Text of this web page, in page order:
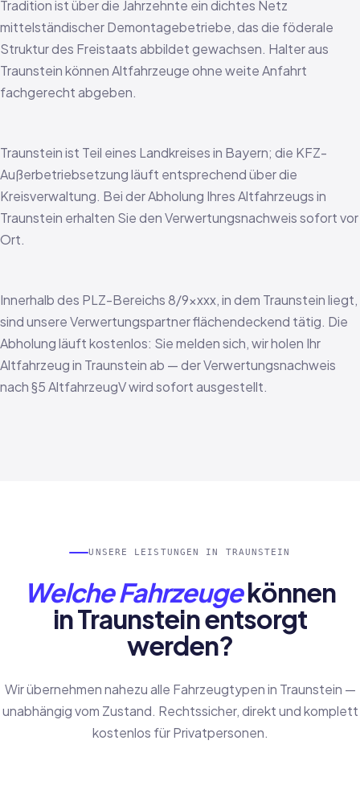
Tradition ist über die Jahrzehnte ein dichtes Netz
mittelständischer Demontagebetriebe, das die föderale
Struktur des Freistaats abbildet gewachsen. Halter aus
Traunstein können Altfahrzeuge ohne weite Anfahrt
fachgerecht abgeben.
Traunstein ist Teil eines Landkreises in Bayern; die KFZ-
Außerbetriebsetzung läuft entsprechend über die
Kreisverwaltung. Bei der Abholung Ihres Altfahrzeugs in
Traunstein erhalten Sie den Verwertungsnachweis sofort vor
Ort.
Innerhalb des PLZ-Bereichs 8/9xxxx, in dem Traunstein liegt,
sind unsere Verwertungspartner flächendeckend tätig. Die
Abholung läuft kostenlos: Sie melden sich, wir holen Ihr
Altfahrzeug in Traunstein ab — der Verwertungsnachweis
nach §5 AltfahrzeugV wird sofort ausgestellt.
UNSERE LEISTUNGEN IN TRAUNSTEIN
Welche Fahrzeugekönnen
in Traunstein entsorgt
werden?
Wir übernehmen nahezu alle Fahrzeugtypen in Traunstein —
unabhängig vom Zustand. Rechtssicher, direkt und komplett
kostenlos für Privatpersonen.